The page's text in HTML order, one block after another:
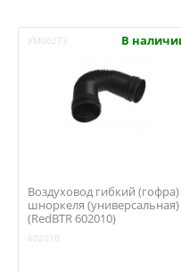
УМ00273 В
Воздуховод гибкий (гофра)
шноркеля (универсальная)
(RedBTR 602010)
602010